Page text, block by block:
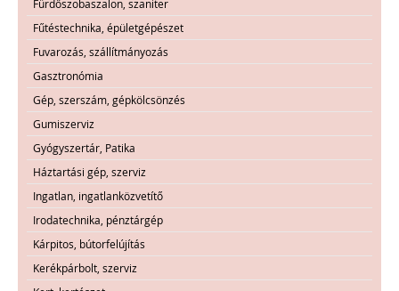
Fürdőszobaszalon, szaniter
Fűtéstechnika, épületgépészet
Fuvarozás, szállítmányozás
Gasztronómia
Gép, szerszám, gépkölcsönzés
Gumiszerviz
Gyógyszertár, Patika
Háztartási gép, szerviz
Ingatlan, ingatlanközvetítő
Irodatechnika, pénztárgép
Kárpitos, bútorfelújítás
Kerékpárbolt, szerviz